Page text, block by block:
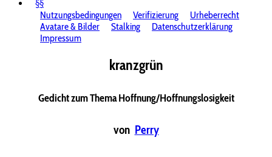
§§
Nutzungsbedingungen
Verifizierung
Urheberrecht
Avatare & Bilder
Stalking
Datenschutzerklärung
Impressum
kranzgrün
Gedicht zum Thema Hoffnung/Hoffnungslosigkeit
von Perry